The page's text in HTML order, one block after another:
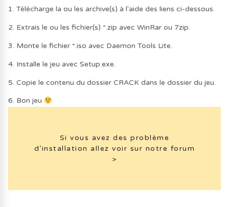
1. Télécharge la ou les archive(s) à l'aide des liens ci-dessous.
2. Extrais le ou les fichier(s) *.zip avec WinRar ou 7zip.
3. Monte le fichier *.iso avec Daemon Tools Lite.
4. Installe le jeu avec Setup.exe.
5. Copie le contenu du dossier CRACK dans le dossier du jeu.
6. Bon jeu
Si vous avez des problème
d’installation allez voir sur notre forum
>